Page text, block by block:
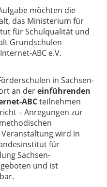
möchten die
das Ministerium für
für Schulqualität und
Grundschulen
ABC e.V.
in Sachsen-
an dereinführenden
ABCteilnehmen
– Anregungen zur
wird in
für
Sachsen-
und ist